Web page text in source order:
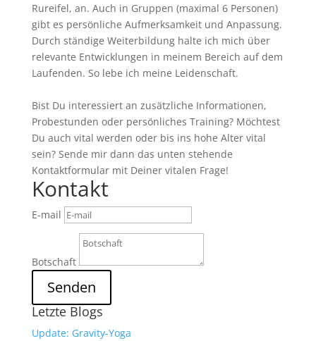
Rureifel, an. Auch in Gruppen (maximal 6 Personen)
gibt es persönliche Aufmerksamkeit und Anpassung.
Durch ständige Weiterbildung halte ich mich über
relevante Entwicklungen in meinem Bereich auf dem
Laufenden. So lebe ich meine Leidenschaft.
Bist Du interessiert an zusätzliche Informationen,
Probestunden oder persönliches Training? Möchtest
Du auch vital werden oder bis ins hohe Alter vital
sein? Sende mir dann das unten stehende
Kontaktformular mit Deiner vitalen Frage!
Kontakt
E-mail
Botschaft
Senden
Letzte Blogs
Update: Gravity-Yoga